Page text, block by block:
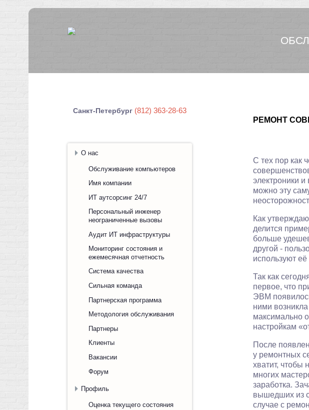
РЕМОНТ
С тех пор как
электроники
можно эту
Как
делится
больше
другой -
используют
Так как
первое, что
ЭВМ
ними
максимально
настройкам
После
у ремонтных
хватит, чтобы
многих
заработка.
вышедших из
случае с
Санкт-Петербург (812) 363-28-63
О нас
Обслуживание компьютеров
Имя компании
ИТ аутсорсинг 24/7
Персональный инженер
неограниченные вызовы
Аудит ИТ инфраструктуры
Мониторинг состояния и
ежемесячная отчетность
Система качества
Сильная команда
Партнерская программа
Методология обслуживания
Партнеры
Клиенты
Вакансии
Форум
Профиль
Оценка текущего состояния